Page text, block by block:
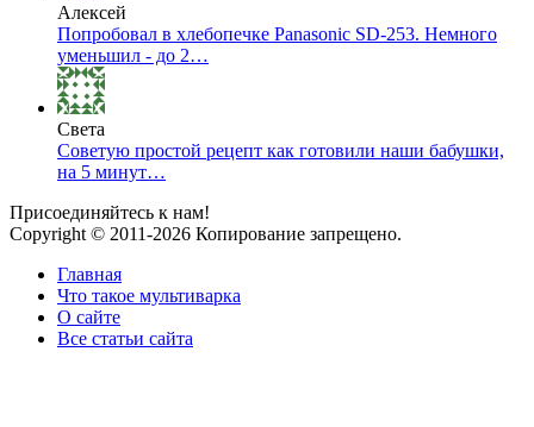
Алексей
Попробовал в хлебопечке Panasonic SD-253. Немного
уменьшил - до 2…
Света
Советую простой рецепт как готовили наши бабушки,
на 5 минут…
Присоединяйтесь к нам!
Copyright © 2011-2026 Копирование запрещено.
Главная
Что такое мультиварка
О сайте
Все статьи сайта